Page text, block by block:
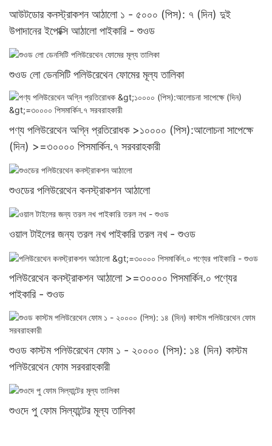
আউটডোর কনস্ট্রাকশন আঠালো ১ - ৫০০০ (পিস): ৭ (দিন) দুই
উপাদানের ইপোক্সি আঠালো পাইকারি - শুওড
শুওড লো ডেনসিটি পলিউরেথেন ফোমের মূল্য তালিকা
পণ্য পলিউরেথেন অগ্নি প্রতিরোধক >১০০০০ (পিস):আলোচনা সাপেক্ষে
(দিন) >=৩০০০০ পিসমার্কিন.৭ সরবরাহকারী
শুওডের পলিউরেথেন কনস্ট্রাকশন আঠালো
ওয়াল টাইলের জন্য তরল নখ পাইকারি তরল নখ - শুওড
পলিউরেথেন কনস্ট্রাকশন আঠালো >=৩০০০০ পিসমার্কিন.০ পণ্যের
পাইকারি - শুওড
শুওড কাস্টম পলিউরেথেন ফোম ১ - ২০০০০ (পিস): ১৪ (দিন) কাস্টম
পলিউরেথেন ফোম সরবরাহকারী
শুওদে পু ফোম সিল্যান্টের মূল্য তালিকা